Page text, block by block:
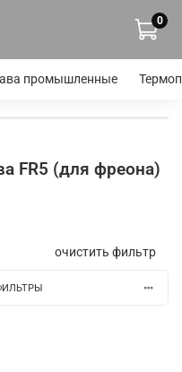
0
промышленные
FR5 (для фреона)
очистить фильтр